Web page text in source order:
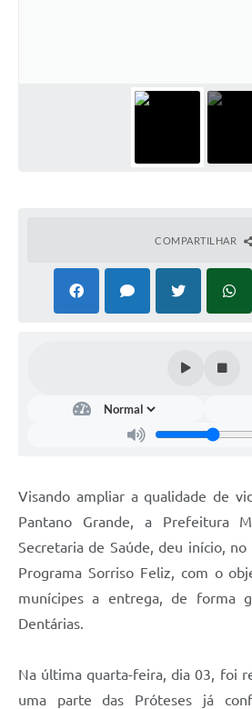
Telefones Úteis
COMPARTILHAR
Visando ampliar a qualidade de
Pantano Grande, a Prefeitura
Secretaria de Saúde, deu início,
Programa Sorriso Feliz, com o
munícipes a entrega, de forma
Dentárias.
Na última quarta-feira, dia 03, foi
uma parte das Próteses já